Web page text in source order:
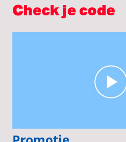
Check je code